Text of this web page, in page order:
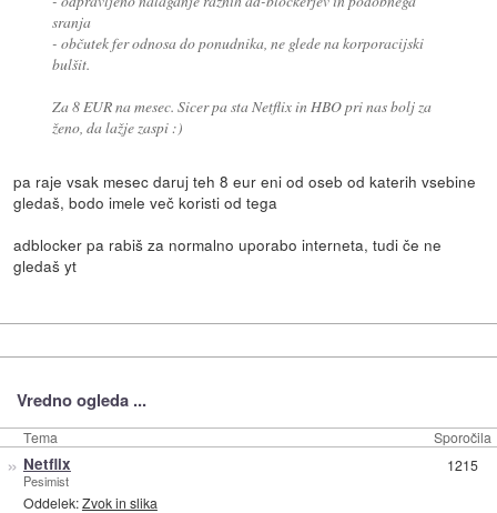
sranja
- občutek fer odnosa do ponudnika, ne glede na korporacijski
bulšit.
Za 8 EUR na mesec. Sicer pa sta Netflix in HBO pri nas bolj za
ženo, da lažje zaspi :)
pa raje vsak mesec daruj teh 8 eur eni od oseb od katerih vsebine
gledaš, bodo imele več koristi od tega
adblocker pa rabiš za normalno uporabo interneta, tudi če ne
gledaš yt
Vredno ogleda ...
Tema Sporočila
» Netflix
Pesimist
Oddelek:Zvok in slika
1215